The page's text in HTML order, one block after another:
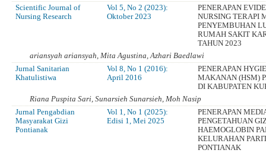
Scientific Journal of
Nursing Research
Vol 5, No 2 (2023):
Oktober 2023
PENERAPAN
NURSING TERAPI
PENYEMBUHAN
RUMAH SAKIT
TAHUN 2023
ariansyah ariansyah, Mita Agustina, Azhari Baedlawi
Jurnal Sanitarian
Khatulistiwa
Vol 8, No 1 (2016):
April 2016
PENERAPAN
MAKANAN (HSM)
DI KABUPATEN
Riana Puspita Sari, Sunarsieh Sunarsieh, Moh Nasip
Jurnal Pengabdian
Masyarakat Gizi
Pontianak
Vol 1, No 1 (2025):
Edisi 1, Mei 2025
PENERAPAN
PENGETAHUAN
HAEMOGLOBIN
KELURAHAN
PONTIANAK